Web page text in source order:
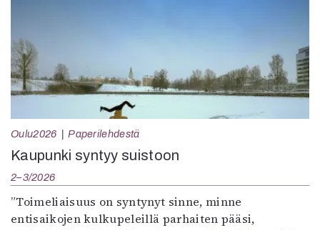
Oulu2026 Paperilehdestä
Kaupunki syntyy suistoon
2–3/2026
”Toimeliaisuus on syntynyt sinne, minne
entisaikojen kulkupeleillä parhaiten pääsi,